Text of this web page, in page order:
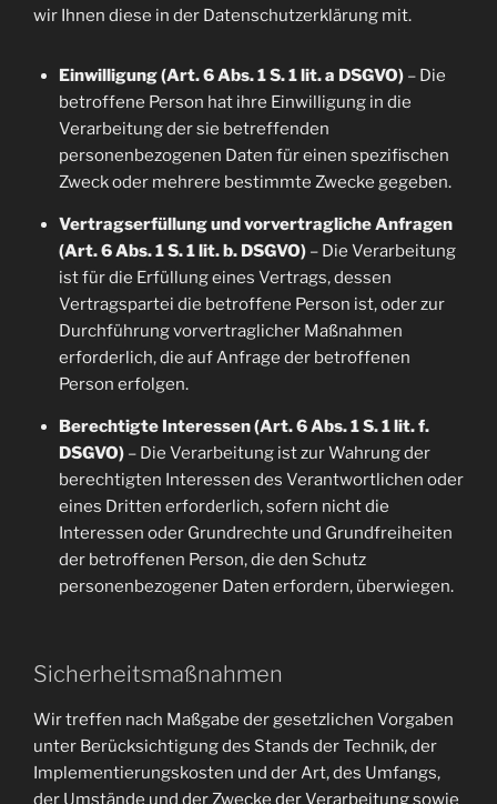
wir Ihnen diese in der Datenschutzerklärung mit.
Einwilligung (Art. 6 Abs. 1 S. 1 lit. a DSGVO)– Die
betroffene Person hat ihre Einwilligung in die
Verarbeitung der sie betreffenden
personenbezogenen Daten für einen spezifischen
Zweck oder mehrere bestimmte Zwecke gegeben.
Vertragserfüllung und vorvertragliche Anfragen
(Art. 6 Abs. 1 S. 1 lit. b. DSGVO)– Die Verarbeitung
ist für die Erfüllung eines Vertrags, dessen
Vertragspartei die betroffene Person ist, oder zur
Durchführung vorvertraglicher Maßnahmen
erforderlich, die auf Anfrage der betroffenen
Person erfolgen.
Berechtigte Interessen (Art. 6 Abs. 1 S. 1 lit. f.
DSGVO)– Die Verarbeitung ist zur Wahrung der
berechtigten Interessen des Verantwortlichen oder
eines Dritten erforderlich, sofern nicht die
Interessen oder Grundrechte und Grundfreiheiten
der betroffenen Person, die den Schutz
personenbezogener Daten erfordern, überwiegen.
Sicherheitsmaßnahmen
Wir treffen nach Maßgabe der gesetzlichen Vorgaben
unter Berücksichtigung des Stands der Technik, der
Implementierungskosten und der Art, des Umfangs,
der Umstände und der Zwecke der Verarbeitung sowie